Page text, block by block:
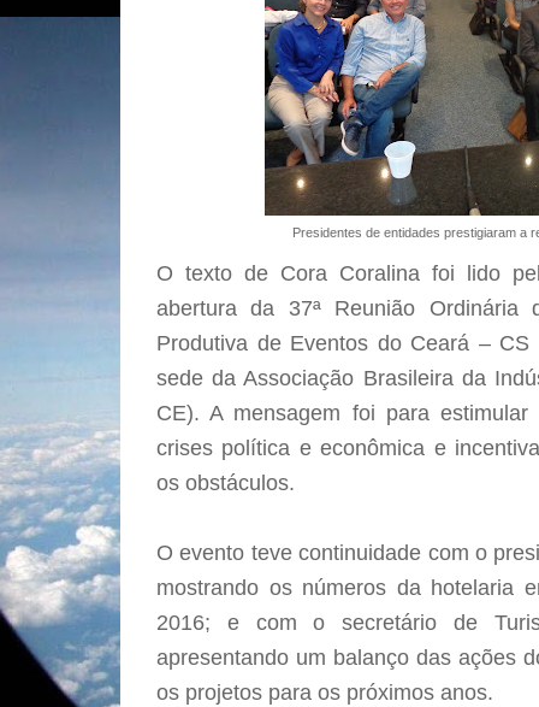
Presidentes de entidades prestigiaram a
O texto de Cora Coralina foi lido
abertura da 37ª Reunião Ordinária
Produtiva de Eventos do Ceará –
sede da Associação Brasileira da
CE). A mensagem foi para
crises política e econômica e
os obstáculos.
O evento teve continuidade com o
mostrando os números da hotelaria
2016; e com o secretário de
apresentando um balanço das ações
os projetos para os próximos anos.